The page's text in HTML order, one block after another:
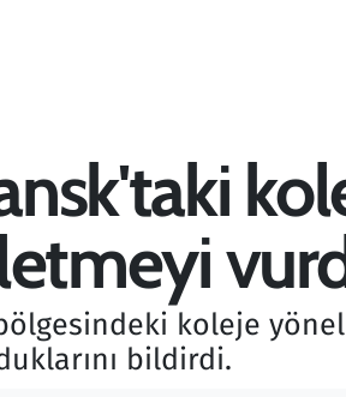
koleje
bildirdi.